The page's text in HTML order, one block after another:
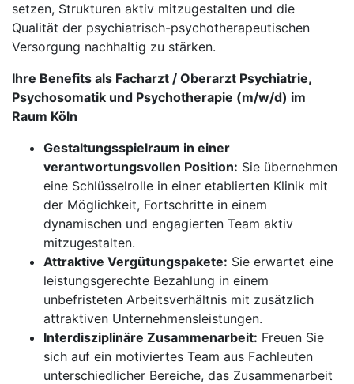
setzen, Strukturen aktiv mitzugestalten und die
Qualität der psychiatrisch-psychotherapeutischen
Versorgung nachhaltig zu stärken.
Ihre Benefits als Facharzt / Oberarzt Psychiatrie,
Psychosomatik und Psychotherapie (m/w/d) im
Raum Köln
Gestaltungsspielraum in einer
verantwortungsvollen Position: Sie übernehmen
eine Schlüsselrolle in einer etablierten Klinik mit
der Möglichkeit, Fortschritte in einem
dynamischen und engagierten Team aktiv
mitzugestalten.
Attraktive Vergütungspakete: Sie erwartet eine
leistungsgerechte Bezahlung in einem
unbefristeten Arbeitsverhältnis mit zusätzlich
attraktiven Unternehmensleistungen.
Interdisziplinäre Zusammenarbeit: Freuen Sie
sich auf ein motiviertes Team aus Fachleuten
unterschiedlicher Bereiche, das Zusammenarbeit